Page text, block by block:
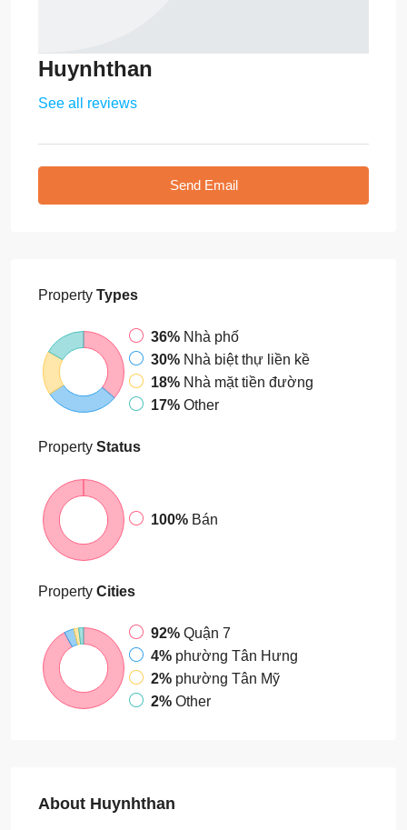
Huynhthan
See all reviews
Send Email
Property Types
36% Nhà phố
30% Nhà biệt thự liền kề
18% Nhà mặt tiền đường
17% Other
Property Status
100% Bán
Property Cities
92% Quận 7
4% phường Tân Hưng
2% phường Tân Mỹ
2% Other
About Huynhthan